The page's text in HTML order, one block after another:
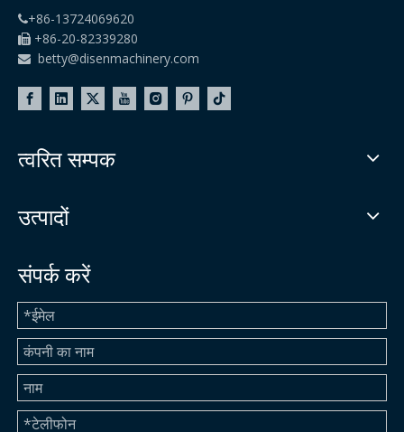
+86-13724069620
 +86-20-82339280
 betty@disenmachinery.com
त्वरित सम्पक
उत्पादों
संपर्क करें